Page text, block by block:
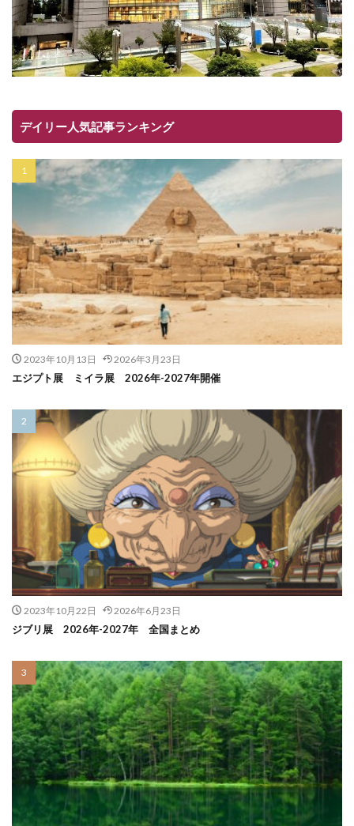
デイリー人気記事ランキング
2023年10月13日 2026年3月23日
エジプト展 ミイラ展 2026年-2027年開催
2023年10月22日 2026年6月23日
ジブリ展 2026年-2027年 全国まとめ